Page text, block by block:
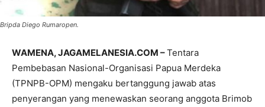
Bripda Diego Rumaropen.
WAMENA, JAGAMELANESIA.COM –Tentara
Pembebasan Nasional-Organisasi Papua Merdeka
(TPNPB-OPM) mengaku bertanggung jawab atas
penyerangan yang menewaskan seorang anggota Brimob